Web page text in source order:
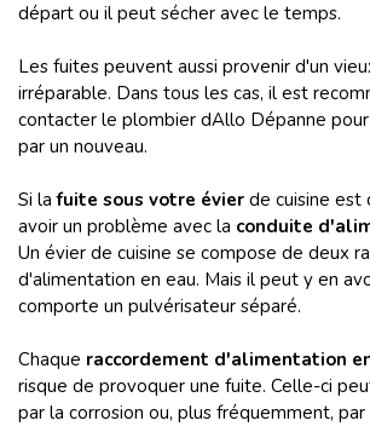
départ ou il peut sécher avec le temps.
Les fuites peuvent aussi provenir d'un
irréparable. Dans tous les cas, il est
contacter le plombier dAllo Dépanne
par un nouveau.
Si lafuite sous votre évier de cuisine est
avoir un problème avec la conduite
Un évier de cuisine se compose de deux
d'alimentation en eau. Mais il peut y en
comporte un pulvérisateur séparé.
Chaque raccordement d'alimentation
risque de provoquer une fuite. Celle-ci
par la corrosion ou, plus fréquemment,